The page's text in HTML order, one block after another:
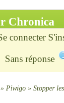
Chronica
connecter
Sans réponse
» Piwigo »Stopper